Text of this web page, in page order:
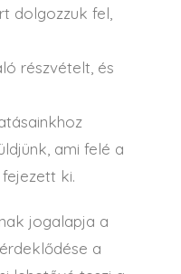
dolgozzuk fel,
részvételt, és
ami felé a
ki.
jogalapja a
a